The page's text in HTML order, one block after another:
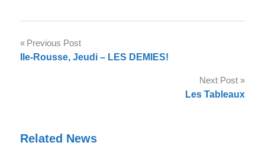
Post
Previous Post
Ile-Rousse, Jeudi – LES DEMIES!
Next Post
Les Tableaux
Related News